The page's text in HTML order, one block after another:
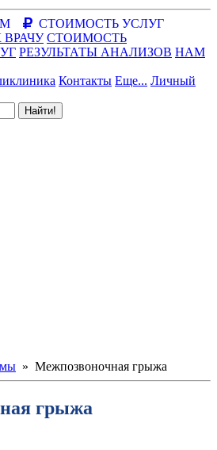
СТОИМОСТЬ УСЛУГ
СТОИМОСТЬ
РЕЗУЛЬТАТЫ АНАЛИЗОВ НАМ
Контакты Еще... Личный
Найти!
» Межпозвоночная грыжа
грыжа